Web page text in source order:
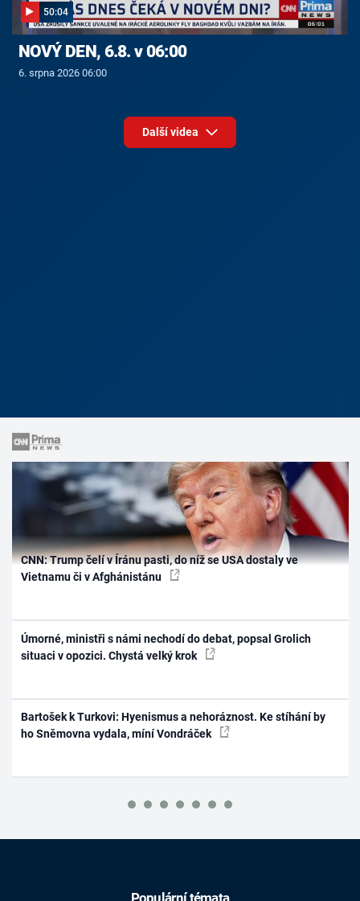
50:04
NOVÝ DEN, 6.8. v 06:00
6. srpna 2026 06:00
Další videa
CNN: Trump čelí v Íránu pasti, do níž se USA dostaly ve
Vietnamu či v Afghánistánu
Úmorné, ministři s námi nechodí do debat, popsal Grolich
situaci v opozici. Chystá velký krok
Bartošek k Turkovi: Hyenismus a nehoráznost. Ke stíhání by
ho Sněmovna vydala, míní Vondráček
Populární témata